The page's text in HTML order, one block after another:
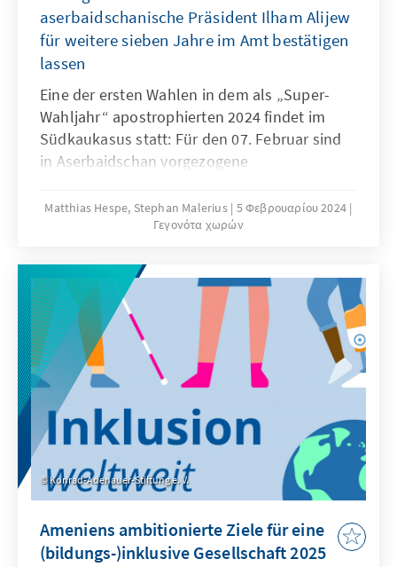
aserbaidschanische Präsident Ilham Alijew
für weitere sieben Jahre im Amt bestätigen
lassen
Eine der ersten Wahlen in dem als „Super-
Wahljahr“ apostrophierten 2024 findet im
Südkaukasus statt: Für den 07. Februar sind
in Aserbaidschan vorgezogene
Dezember hatte der seit 2003 amtierende
Präsident Ilham Alijew überraschend eine
eigentlich für das Frühjahr 2025 geplanten
Wahlen um 14 Monate vorgezogen wurden.
Eine offizielle Begründung für diese
Entscheidung gab es zunächst nicht, und so
sprossen eine Zeit lang intensiv
Spekulationen darüber, was wohl der
eigentliche Grund für die Vorziehung der
Wahlen sei. Die führenden
Oppositionsparteien kündigten an, den
Urnengang zu boykottieren. Dennoch gibt es
insgesamt sieben Kandidaten, die aber alle
Matthias Hespe, Stephan Malerius 5 Φεβρουαρίου 2024
Γεγονότα χωρών
Konrad-Adenauer-Stiftung e. V.
Ameniens ambitionierte Ziele für eine
(bildungs-)inklusive Gesellschaft 2025